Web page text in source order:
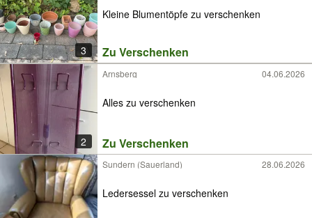
3
Kleine Blumentöpfe zu verschenken
Zu Verschenken
2
Arnsberg 04.06.2026
Alles zu verschenken
Zu Verschenken
Sundern (Sauerland) 28.06.2026
Ledersessel zu verschenken